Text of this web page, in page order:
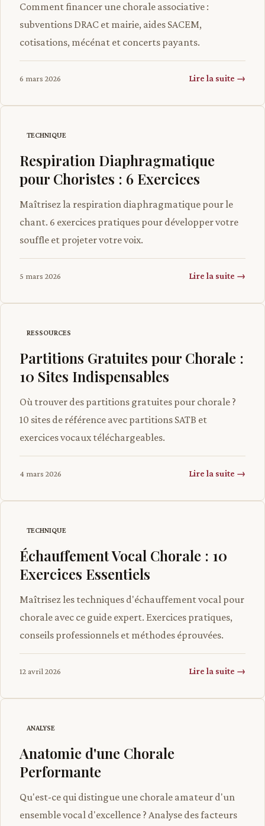
Comment financer une chorale associative :
subventions DRAC et mairie, aides SACEM,
cotisations, mécénat et concerts payants.
6 mars 2026 Lire la suite →
TECHNIQUE
Respiration Diaphragmatique
pour Choristes : 6 Exercices
Maîtrisez la respiration diaphragmatique pour le
chant. 6 exercices pratiques pour développer votre
souffle et projeter votre voix.
5 mars 2026 Lire la suite →
RESSOURCES
Partitions Gratuites pour Chorale :
10 Sites Indispensables
Où trouver des partitions gratuites pour chorale ?
10 sites de référence avec partitions SATB et
exercices vocaux téléchargeables.
4 mars 2026 Lire la suite →
TECHNIQUE
Échauffement Vocal Chorale : 10
Exercices Essentiels
Maîtrisez les techniques d'échauffement vocal pour
chorale avec ce guide expert. Exercices pratiques,
conseils professionnels et méthodes éprouvées.
12 avril 2026 Lire la suite →
ANALYSE
Anatomie d'une Chorale
Performante
Qu'est-ce qui distingue une chorale amateur d'un
ensemble vocal d'excellence ? Analyse des facteurs